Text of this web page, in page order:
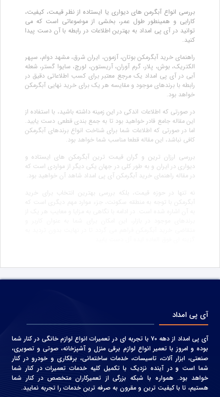
بررسی انواع آبگرمن های دیواری یا ایستاده از نظر قیمت، کیفیت،
کارایی و همینطور طول عمر، بخشی از موضوعاتی است که می
توانید در آی پی امداد به بهترین اطلاعات در رابطه با آن دست پیدا
کنید.
راهنمای خرید آبگرمکن بوتان، آزمون، ایران شرق، مشهد دوام، سپهر
الکتریک، بوش، پلار، گرم آوران، آریستون، لورچ، سایوا گستر، شعله
آبی در آی پی امداد یک مرجع معتبر برای کسب اطلاعاتی دقیق در
رابطه با برندهای موجود و مقایسه هر یک برای خرید نهایی آبگرمکن
خواهد بود.
در صورتی که اطلاعات اندکی در این زمینه داشته باشید، با استفاده از
این مقاله جامع قادر خواهید بود تا به جمع بندی قطعی دست یابید.
اما در صورتی که اطلاعات شما برای شناخت انواع برندهای آبگرمکن
کافی نباشد، این مقاله قطعا مناسب شما خواهد بود.
بررسی ارزان ترین و گران قیمت ترین آبگرمکن های ایستاده و
دیواری در ایران و به طور کلی در جهان یکی دیگر از مواردی است که
در مقاله راهنمای خرید آبگرمکن آی پی امداد شاهد آن خواهید بود.
نه تنها در حوزه قیمت، بلکه بررسی بهترین انتخاب برای خرید
آی پی امداد
آی پی امداد از دهه 70 با تجربه ای در تعمیرات انواع لوازم خانگی در کنار شما
بوده و امروز با تعمیر انواع لوازم برقی منزل و آشپزخانه، صوتی و‌ تصویری،
صنعتی، ابزار آلات، تاسیسات، خدمات ساختمانی، برقکاری و خودرو در کنار
شما است و در آینده نزدیک با تکمیل کلیه خدمات تعمیرات در کنار شما
خواهد بود. همواره با شبکه بزرگی از تعمیرکاران متخصص در کنار شما
هستیم، تا با کیفیت ترین و مقرون به صرفه ترین خدمات را تجربه نمایید.